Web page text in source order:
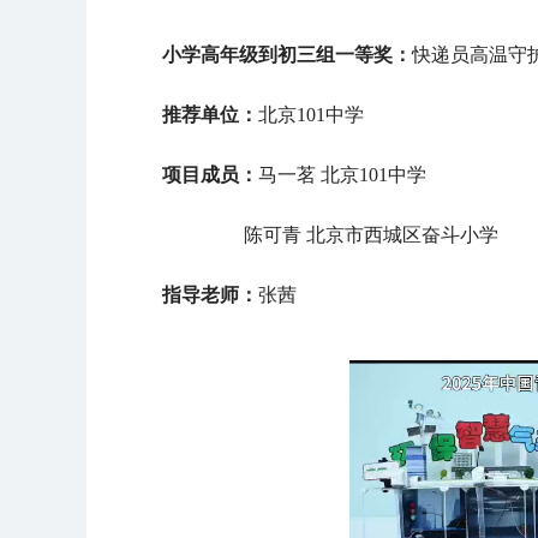
小学高年级到初三组一等奖：快递员高温守
推荐单位： 北京101中学
项目成员： 马一茗 北京101中学
陈可青 北京市西城区奋斗小学
指导老师： 张茜